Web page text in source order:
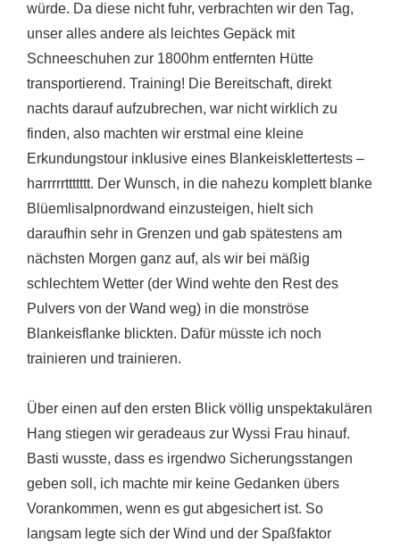
würde. Da diese nicht fuhr, verbrachten wir den Tag,
unser alles andere als leichtes Gepäck mit
Schneeschuhen zur 1800hm entfernten Hütte
transportierend. Training! Die Bereitschaft, direkt
nachts darauf aufzubrechen, war nicht wirklich zu
finden, also machten wir erstmal eine kleine
Erkundungstour inklusive eines Blankeisklettertests –
harrrrrttttttt. Der Wunsch, in die nahezu komplett blanke
Blüemlisalpnordwand einzusteigen, hielt sich
daraufhin sehr in Grenzen und gab spätestens am
nächsten Morgen ganz auf, als wir bei mäßig
schlechtem Wetter (der Wind wehte den Rest des
Pulvers von der Wand weg) in die monströse
Blankeisflanke blickten. Dafür müsste ich noch
trainieren und trainieren.
Über einen auf den ersten Blick völlig unspektakulären
Hang stiegen wir geradeaus zur Wyssi Frau hinauf.
Basti wusste, dass es irgendwo Sicherungsstangen
geben soll, ich machte mir keine Gedanken übers
Vorankommen, wenn es gut abgesichert ist. So
langsam legte sich der Wind und der Spaßfaktor